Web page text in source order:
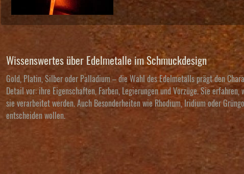
Wissenswertes über Edelmetalle im Schmuckdesign
Gold, Platin, Silber oder Palladium – die Wahl des Edelmetalls prägt den
Detail vor: ihre Eigenschaften, Farben, Legierungen und Vorzüge. Sie
sie verarbeitet werden. Auch Besonderheiten wie Rhodium, Iridium oder
entscheiden wollen.